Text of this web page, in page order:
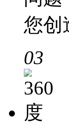
您创
03